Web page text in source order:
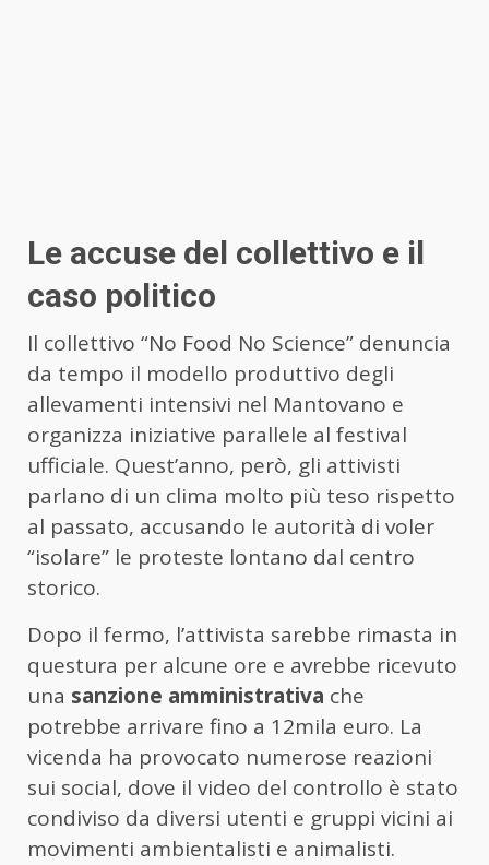
Le accuse del collettivo e il
caso politico
Il collettivo “No Food No Science” denuncia
da tempo il modello produttivo degli
allevamenti intensivi nel Mantovano e
organizza iniziative parallele al festival
ufficiale. Quest’anno, però, gli attivisti
parlano di un clima molto più teso rispetto
al passato, accusando le autorità di voler
“isolare” le proteste lontano dal centro
storico.
Dopo il fermo, l’attivista sarebbe rimasta in
questura per alcune ore e avrebbe ricevuto
una sanzione amministrativa che
potrebbe arrivare fino a 12mila euro. La
vicenda ha provocato numerose reazioni
sui social, dove il video del controllo è stato
condiviso da diversi utenti e gruppi vicini ai
movimenti ambientalisti e animalisti.